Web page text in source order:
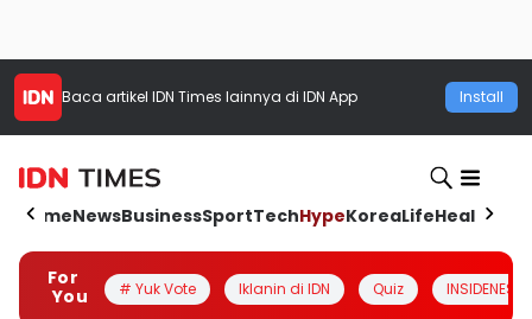
Baca artikel IDN Times lainnya di IDN App Install
HomeNewsBusinessSportTechHypeKoreaLifeHealth
For
You
# Yuk Vote Iklanin di IDN Quiz INSIDENESIA